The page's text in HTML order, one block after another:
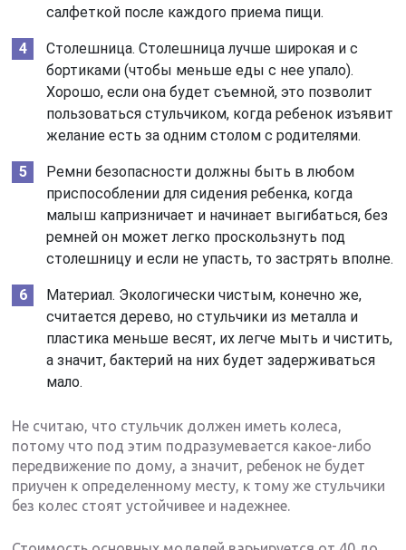
салфеткой после каждого приема пищи.
Столешница. Столешница лучше широкая и с
бортиками (чтобы меньше еды с нее упало).
Хорошо, если она будет съемной, это позволит
пользоваться стульчиком, когда ребенок изъявит
желание есть за одним столом с родителями.
Ремни безопасности должны быть в любом
приспособлении для сидения ребенка, когда
малыш капризничает и начинает выгибаться, без
ремней он может легко проскользнуть под
столешницу и если не упасть, то застрять вполне.
Материал. Экологически чистым, конечно же,
считается дерево, но стульчики из металла и
пластика меньше весят, их легче мыть и чистить,
а значит, бактерий на них будет задерживаться
мало.
Не считаю, что стульчик должен иметь колеса,
потому что под этим подразумевается какое-либо
передвижение по дому, а значит, ребенок не будет
приучен к определенному месту, к тому же стульчики
без колес стоят устойчивее и надежнее.